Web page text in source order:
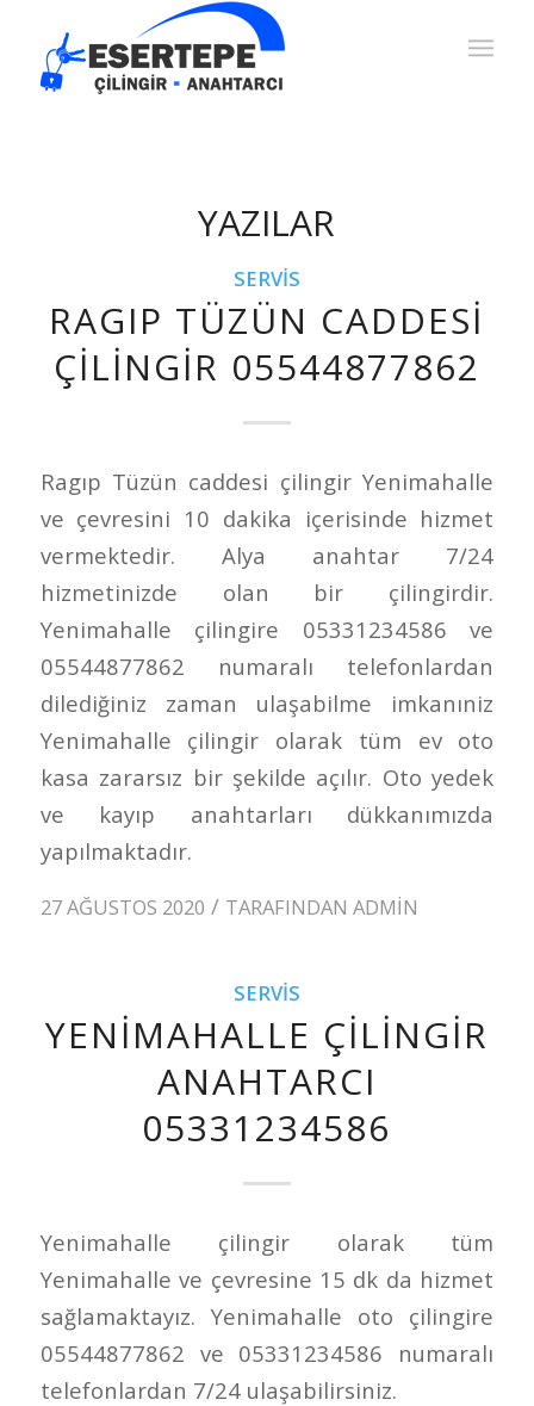
YAZILAR
SERVIS
RAGIP TÜZÜN CADDESI
ÇILINGIR 05544877862
Ragıp Tüzün caddesi çilingir Yenimahalle
ve çevresini 10 dakika içerisinde hizmet
vermektedir. Alya anahtar 7/24
hizmetinizde olan bir çilingirdir.
Yenimahalle çilingire 05331234586 ve
05544877862 numaralı telefonlardan
dilediğiniz zaman ulaşabilme imkanıniz
Yenimahalle çilingir olarak tüm ev oto
kasa zararsız bir şekilde açılır. Oto yedek
ve kayıp anahtarları dükkanımızda
yapılmaktadır.
27 AĞUSTOS 2020 / TARAFINDAN ADMIN
SERVIS
YENIMAHALLE ÇILINGIR
ANAHTARCI
05331234586
Yenimahalle çilingir olarak tüm
Yenimahalle ve çevresine 15 dk da hizmet
sağlamaktayız. Yenimahalle oto çilingire
05544877862 ve 05331234586 numaralı
telefonlardan 7/24 ulaşabilirsiniz.